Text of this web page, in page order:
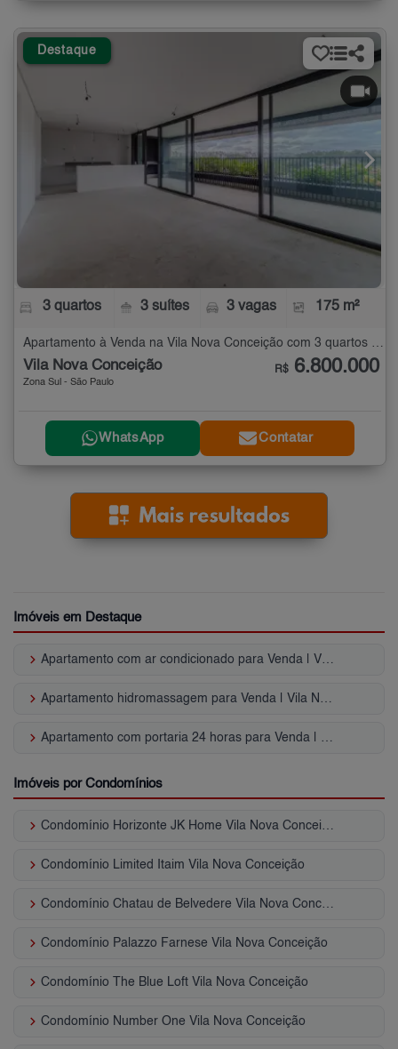
Destaque
3 quartos 3 suítes 3 vagas 175 m²
Apartamento à Venda na Vila Nova Conceição com 3 quartos - 175 m²
Vila Nova Conceição
Zona Sul - São Paulo
R$ 6.800.000
WhatsApp Contatar
Imóveis em Destaque
keyboard_arrow_right
keyboard_arrow_right
keyboard_arrow_right
Imóveis por Condomínios
keyboard_arrow_right
keyboard_arrow_right Condomínio Limited Itaim Vila Nova Conceição
keyboard_arrow_right
keyboard_arrow_right Condomínio Palazzo Farnese Vila Nova Conceição
keyboard_arrow_right Condomínio The Blue Loft Vila Nova Conceição
keyboard_arrow_right Condomínio Number One Vila Nova Conceição